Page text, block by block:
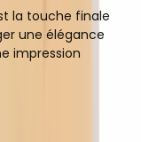
la touche finale
une élégance
impression